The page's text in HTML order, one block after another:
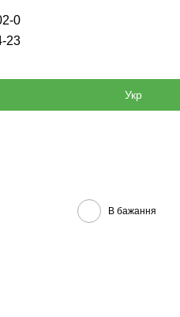
0
23
Укр
В бажання